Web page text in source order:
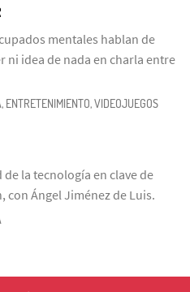
mentales hablan de
ni idea de nada en charla entre
ENTRETENIMIENTO, VIDEOJUEGOS
de la tecnología en clave de
con Ángel Jiménez de Luis.